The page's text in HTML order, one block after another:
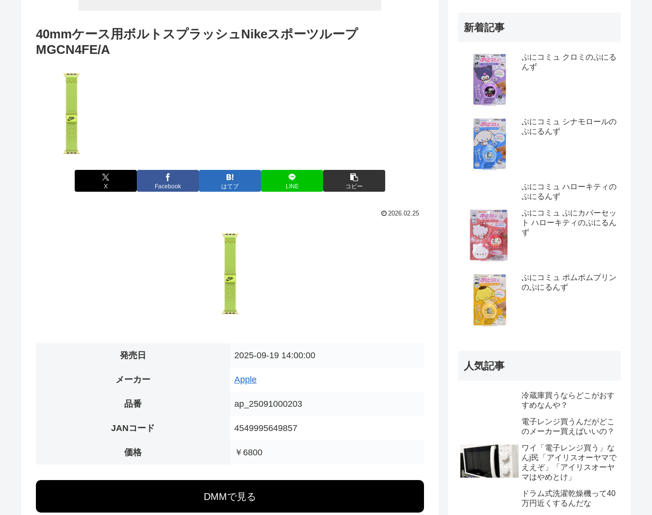
40mmケース用ボルトスプラッシュNikeスポーツループ
MGCN4FE/A
X Facebook はてブ LINE コピー
2026.02.25
発売日 2025-09-19 14:00:00
メーカー Apple
品番 ap_25091000203
JANコード 4549995649857
価格 ￥6800
DMMで見る
新着記事
ぷにコミュ クロミのぷにる
んず
ぷにコミュ シナモロールの
ぷにるんず
ぷにコミュ ハローキティの
ぷにるんず
ぷにコミュ ぷにカバーセッ
ト ハローキティのぷにるん
ず
ぷにコミュ ポムポムプリン
のぷにるんず
人気記事
冷蔵庫買うならどこがおす
すめなんや？
電子レンジ買うんだがどこ
のメーカー買えばいいの？
ワイ「電子レンジ買う」な
んj民「アイリスオーヤマで
ええぞ」「アイリスオーヤ
マはやめとけ」
ドラム式洗濯乾燥機って40
万円近くするんだな